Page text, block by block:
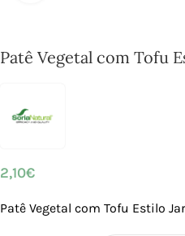
Patê Vegetal com Tofu
2,10€
Patê Vegetal com Tofu Estilo